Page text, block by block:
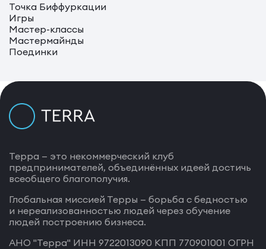
Точка Биффуркации
Игры
Мастер-классы
Мастермайнды
Поединки
Терра — это некоммерческий клуб
предпринимателей, объединённых идеей достичь
всеобщего благополучия.
Глобальная миссией Терры — борьба с бедностью
и нереализованностью людей через обучение
людей построению бизнеса.
АНО "Терра" ИНН 9722013090 КПП 770901001 ОГРН